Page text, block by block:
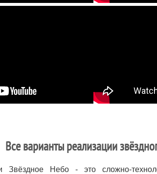
Все варианты реализации
Звёздное Небо - это сложно-